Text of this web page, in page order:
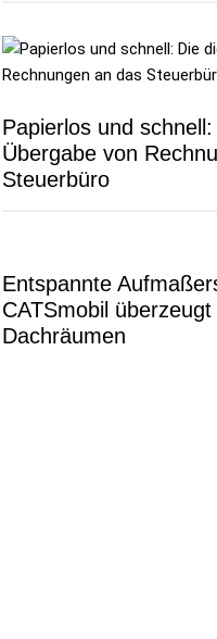
Papierlos und
Übergabe von
Steuerbüro
Entspannte
CATSmobil
Dachräumen